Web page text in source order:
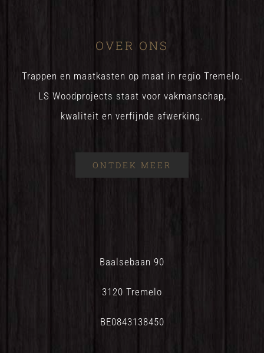
OVER ONS
Trappen en maatkasten op maat in regio Tremelo.
LS Woodprojects staat voor vakmanschap,
kwaliteit en verfijnde afwerking.
ONTDEK MEER
Baalsebaan 90
3120 Tremelo
BE0843138450